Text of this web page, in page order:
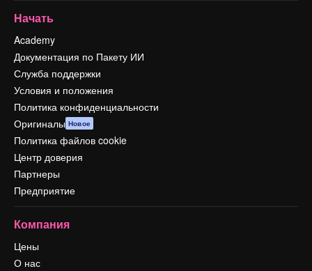
Начать
Academy
Документация по Пакету ИИ
Служба поддержки
Условия и положения
Политика конфиденциальности
Оригиналы Новое
Политика файлов cookie
Центр доверия
Партнеры
Предприятие
Компания
Цены
О нас